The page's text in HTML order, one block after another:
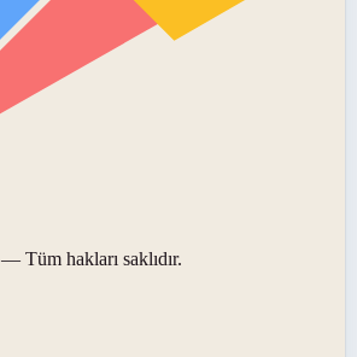
— Tüm hakları saklıdır.